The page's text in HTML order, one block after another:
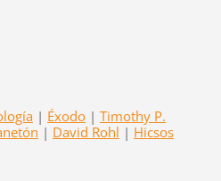
| Éxodo | Timothy P.
| David Rohl | Hicsos